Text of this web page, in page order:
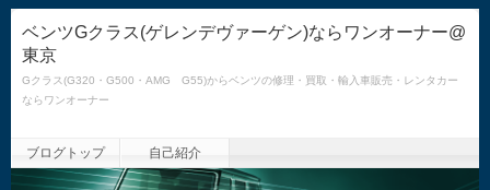
ベンツGクラス(ゲレンデヴァーゲン)ならワンオーナー@
東京
Gクラス(G320・G500・AMG G55)からベンツの修理・買取・輸入車販売・レンタカー
ならワンオーナー
ブログトップ 自己紹介